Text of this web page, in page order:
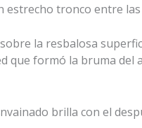
estrecho tronco entre
la resbalosa
que formó la bruma del
brilla con el